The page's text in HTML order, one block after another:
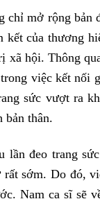
chỉ mở rộng bản
kết của thương
xã hội. Thông
việc kết nối
sức vượt ra
bản thân.
lần đeo trang
rất sớm. Do đó,
Nam ca sĩ sẽ